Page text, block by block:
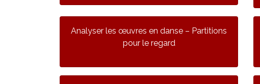
Analyser les œuvres en danse – Partitions
pour le regard